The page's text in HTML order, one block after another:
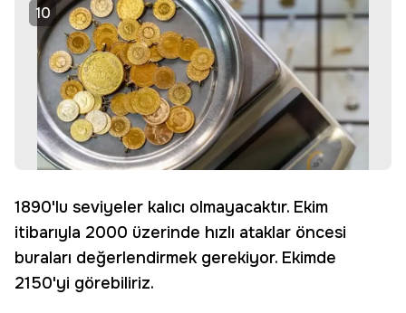
10
1890'lu seviyeler kalıcı olmayacaktır. Ekim
itibarıyla 2000 üzerinde hızlı ataklar öncesi
buraları değerlendirmek gerekiyor. Ekimde
2150'yi görebiliriz.